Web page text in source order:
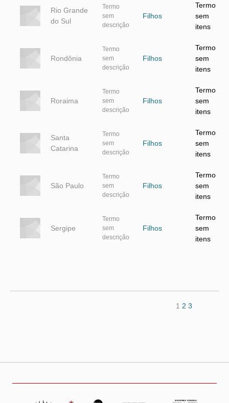
Rio Grande
do Sul
Termo
sem
descrição
Filhos
Termo
sem
itens
Rondônia
Termo
sem
descrição
Filhos
Termo
sem
itens
Roraima
Termo
sem
descrição
Filhos
Termo
sem
itens
Santa
Catarina
Termo
sem
descrição
Filhos
Termo
sem
itens
São Paulo
Termo
sem
descrição
Filhos
Termo
sem
itens
Sergipe
Termo
sem
descrição
Filhos
Termo
sem
itens
1 2 3